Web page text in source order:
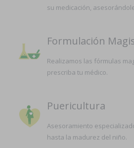
su medicación,
Formulación
Realizamos las fórmulas
prescriba tu médico.
Puericultura
Asesoramiento
hasta la madurez del niño.